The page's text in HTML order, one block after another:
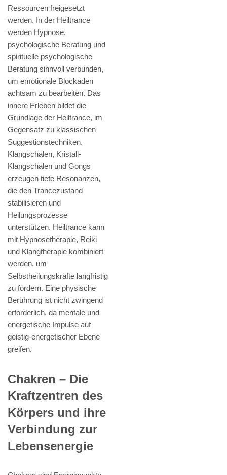
Ressourcen freigesetzt
werden. In der Heiltrance
werden Hypnose,
psychologische Beratung und
spirituelle psychologische
Beratung sinnvoll verbunden,
um emotionale Blockaden
achtsam zu bearbeiten. Das
innere Erleben bildet die
Grundlage der Heiltrance, im
Gegensatz zu klassischen
Suggestionstechniken.
Klangschalen, Kristall-
Klangschalen und Gongs
erzeugen tiefe Resonanzen,
die den Trancezustand
stabilisieren und
Heilungsprozesse
unterstützen. Heiltrance kann
mit Hypnosetherapie, Reiki
und Klangtherapie kombiniert
werden, um
Selbstheilungskräfte langfristig
zu fördern. Eine physische
Berührung ist nicht zwingend
erforderlich, da mentale und
energetische Impulse auf
geistig-energetischer Ebene
greifen.
Chakren – Die
Kraftzentren des
Körpers und ihre
Verbindung zur
Lebensenergie